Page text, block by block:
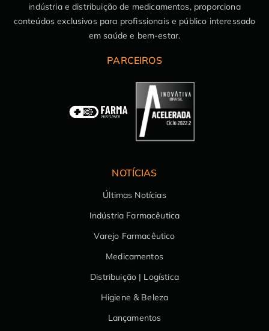
indústria e distribuição de medicamentos, proporciona
conteúdos exclusivos para profissionais e público interessado
em saúde e bem-estar.
PARCEIROS
NOTÍCIAS
Últimas Notícias
Indústria Farmacêutica
Varejo Farmacêutico
Medicamentos
Distribuição | Logística
Higiene & Beleza
Lançamentos